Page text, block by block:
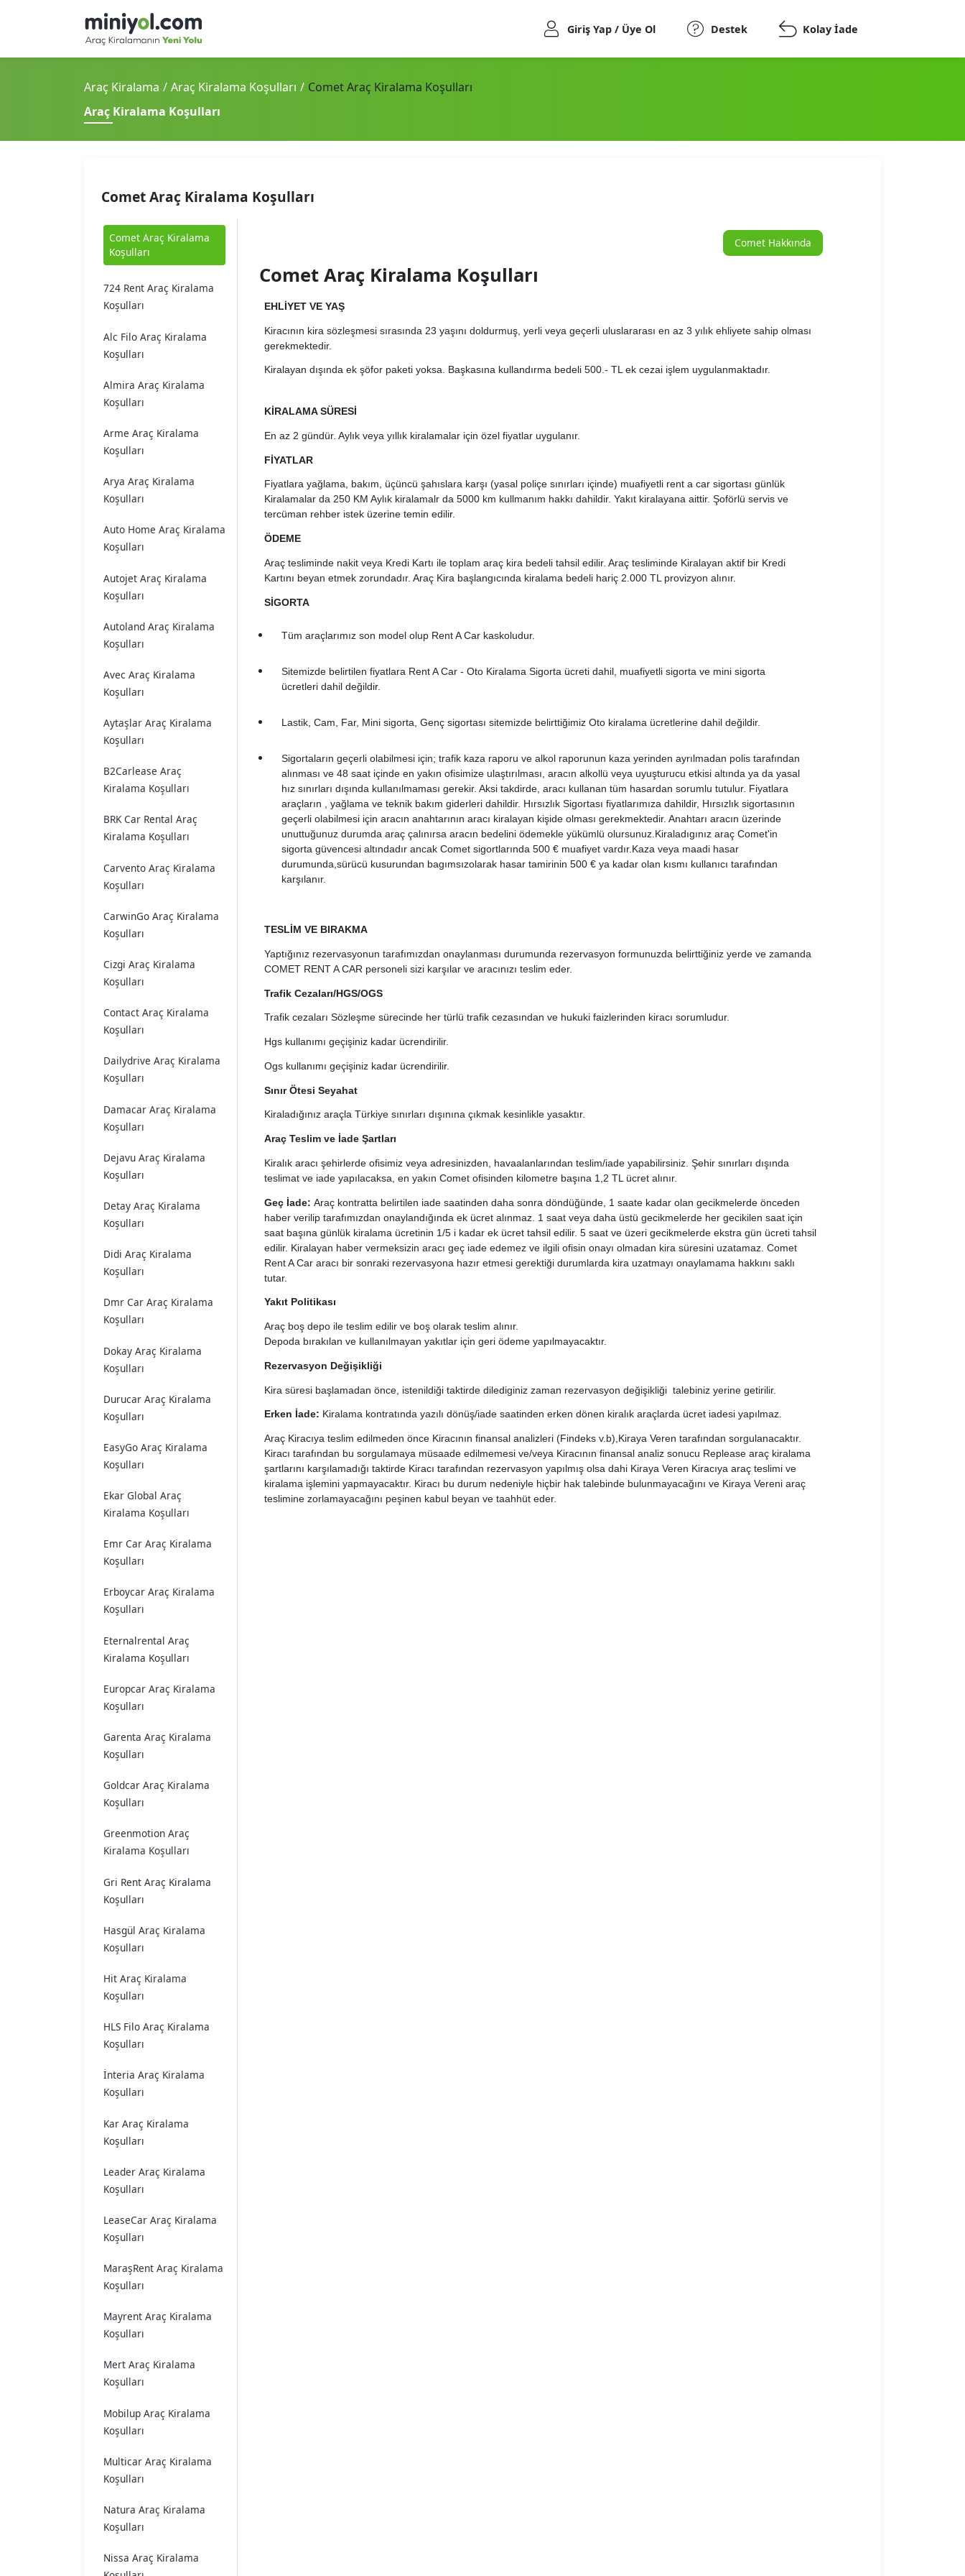
Giriş Yap / Üye Ol Destek Kolay İade
Araç Kiralama Araç Kiralama Koşulları
Comet Araç Kiralama Koşulları
Araç Kiralama Koşulları
Comet Araç Kiralama Koşulları
Comet Araç Kiralama
Koşulları
724 Rent Araç Kiralama
Koşulları
Alc Filo Araç Kiralama
Koşulları
Almira Araç Kiralama
Koşulları
Arme Araç Kiralama
Koşulları
Arya Araç Kiralama
Koşulları
Auto Home Araç Kiralama
Koşulları
Autojet Araç Kiralama
Koşulları
Autoland Araç Kiralama
Koşulları
Avec Araç Kiralama
Koşulları
Aytaşlar Araç Kiralama
Koşulları
B2Carlease Araç
Kiralama Koşulları
BRK Car Rental Araç
Kiralama Koşulları
Carvento Araç Kiralama
Koşulları
CarwinGo Araç Kiralama
Koşulları
Cizgi Araç Kiralama
Koşulları
Contact Araç Kiralama
Koşulları
Dailydrive Araç Kiralama
Koşulları
Damacar Araç Kiralama
Koşulları
Dejavu Araç Kiralama
Koşulları
Detay Araç Kiralama
Koşulları
Didi Araç Kiralama
Koşulları
Dmr Car Araç Kiralama
Koşulları
Dokay Araç Kiralama
Koşulları
Durucar Araç Kiralama
Koşulları
EasyGo Araç Kiralama
Koşulları
Ekar Global Araç
Kiralama Koşulları
Emr Car Araç Kiralama
Koşulları
Erboycar Araç Kiralama
Koşulları
Eternalrental Araç
Kiralama Koşulları
Europcar Araç Kiralama
Koşulları
Garenta Araç Kiralama
Koşulları
Goldcar Araç Kiralama
Koşulları
Greenmotion Araç
Kiralama Koşulları
Gri Rent Araç Kiralama
Koşulları
Hasgül Araç Kiralama
Koşulları
Hit Araç Kiralama
Koşulları
HLS Filo Araç Kiralama
Koşulları
İnteria Araç Kiralama
Koşulları
Kar Araç Kiralama
Koşulları
Leader Araç Kiralama
Koşulları
LeaseCar Araç Kiralama
Koşulları
MaraşRent Araç Kiralama
Koşulları
Mayrent Araç Kiralama
Koşulları
Mert Araç Kiralama
Koşulları
Mobilup Araç Kiralama
Koşulları
Multicar Araç Kiralama
Koşulları
Natura Araç Kiralama
Koşulları
Nissa Araç Kiralama
Comet Hakkında
Comet Araç Kiralama Koşulları
EHLİYET VE YAŞ
Kiracının kira sözleşmesi sırasında 23 yaşını doldurmuş, yerli veya geçerli uluslararası en az 3 yılık ehliyete sahip olması
gerekmektedir.
Kiralayan dışında ek şöfor paketi yoksa. Başkasına kullandırma bedeli 500.- TL ek cezai işlem uygulanmaktadır.
KİRALAMA SÜRESİ
En az 2 gündür. Aylık veya yıllık kiralamalar için özel fiyatlar uygulanır.
FİYATLAR
Fiyatlara yağlama, bakım, üçüncü şahıslara karşı (yasal poliçe sınırları içinde) muafiyetli rent a car sigortası günlük
Kiralamalar da 250 KM Aylık kiralamalr da 5000 km kullmanım hakkı dahildir. Yakıt kiralayana aittir. Şoförlü servis ve
tercüman rehber istek üzerine temin edilir.
ÖDEME
Araç tesliminde nakit veya Kredi Kartı ile toplam araç kira bedeli tahsil edilir. Araç tesliminde Kiralayan aktif bir Kredi
Kartını beyan etmek zorundadır. Araç Kira başlangıcında kiralama bedeli hariç 2.000 TL provizyon alınır.
SİGORTA
Tüm araçlarımız son model olup Rent A Car kaskoludur.
Sitemizde belirtilen fiyatlara Rent A Car - Oto Kiralama Sigorta ücreti dahil, muafiyetli sigorta ve mini sigorta
ücretleri dahil değildir.
Lastik, Cam, Far, Mini sigorta, Genç sigortası sitemizde belirttiğimiz Oto kiralama ücretlerine dahil değildir.
Sigortaların geçerli olabilmesi için; trafik kaza raporu ve alkol raporunun kaza yerinden ayrılmadan polis tarafından
alınması ve 48 saat içinde en yakın ofisimize ulaştırılması, aracın alkollü veya uyuşturucu etkisi altında ya da yasal
hız sınırları dışında kullanılmaması gerekir. Aksi takdirde, aracı kullanan tüm hasardan sorumlu tutulur. Fiyatlara
araçların , yağlama ve teknik bakım giderleri dahildir. Hırsızlık Sigortası fiyatlarımıza dahildir, Hırsızlık sigortasının
geçerli olabilmesi için aracın anahtarının aracı kiralayan kişide olması gerekmektedir. Anahtarı aracın üzerinde
unuttuğunuz durumda araç çalınırsa aracın bedelini ödemekle yükümlü olursunuz.Kiraladıgınız araç Comet'in
sigorta güvencesi altındadır ancak Comet sigortlarında 500 € muafiyet vardır.Kaza veya maadi hasar
durumunda,sürücü kusurundan bagımsızolarak hasar tamirinin 500 € ya kadar olan kısmı kullanıcı tarafından
karşılanır.
TESLİM VE BIRAKMA
Yaptığınız rezervasyonun tarafımızdan onaylanması durumunda rezervasyon formunuzda belirttiğiniz yerde ve zamanda
COMET RENT A CAR personeli sizi karşılar ve aracınızı teslim eder.
Trafik Cezaları/HGS/OGS
Trafik cezaları Sözleşme sürecinde her türlü trafik cezasından ve hukuki faizlerinden kiracı sorumludur.
Hgs kullanımı geçişiniz kadar ücrendirilir.
Ogs kullanımı geçişiniz kadar ücrendirilir.
Sınır Ötesi Seyahat
Kiraladığınız araçla Türkiye sınırları dışınına çıkmak kesinlikle yasaktır.
Araç Teslim ve İade Şartları
Kiralık aracı şehirlerde ofisimiz veya adresinizden, havaalanlarından teslim/iade yapabilirsiniz. Şehir sınırları dışında
teslimat ve iade yapılacaksa, en yakın Comet ofisinden kilometre başına 1,2 TL ücret alınır.
Geç İade: Araç kontratta belirtilen iade saatinden daha sonra döndüğünde, 1 saate kadar olan gecikmelerde önceden
haber verilip tarafımızdan onaylandığında ek ücret alınmaz. 1 saat veya daha üstü gecikmelerde her gecikilen saat için
saat başına günlük kiralama ücretinin 1/5 i kadar ek ücret tahsil edilir. 5 saat ve üzeri gecikmelerde ekstra gün ücreti tahsil
edilir. Kiralayan haber vermeksizin aracı geç iade edemez ve ilgili ofisin onayı olmadan kira süresini uzatamaz. Comet
Rent A Car aracı bir sonraki rezervasyona hazır etmesi gerektiği durumlarda kira uzatmayı onaylamama hakkını saklı
tutar.
Yakıt Politikası
Araç boş depo ile teslim edilir ve boş olarak teslim alınır.
Depoda bırakılan ve kullanılmayan yakıtlar için geri ödeme yapılmayacaktır.
Rezervasyon Değişikliği
Kira süresi başlamadan önce, istenildiği taktirde dilediginiz zaman rezervasyon değişikliği talebiniz yerine getirilir.
Erken İade: Kiralama kontratında yazılı dönüş/iade saatinden erken dönen kiralık araçlarda ücret iadesi yapılmaz.
Araç Kiracıya teslim edilmeden önce Kiracının finansal analizleri (Findeks v.b),Kiraya Veren tarafından sorgulanacaktır.
Kiracı tarafından bu sorgulamaya müsaade edilmemesi ve/veya Kiracının finansal analiz sonucu Replease araç kiralama
şartlarını karşılamadığı taktirde Kiracı tarafından rezervasyon yapılmış olsa dahi Kiraya Veren Kiracıya araç teslimi ve
kiralama işlemini yapmayacaktır. Kiracı bu durum nedeniyle hiçbir hak talebinde bulunmayacağını ve Kiraya Vereni araç
teslimine zorlamayacağını peşinen kabul beyan ve taahhüt eder.